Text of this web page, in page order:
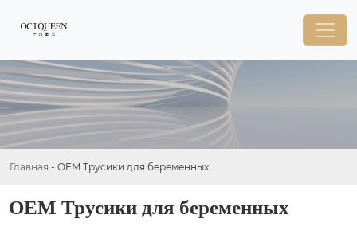
Главная - OEM Трусики для беременных
OEM Трусики для беременных